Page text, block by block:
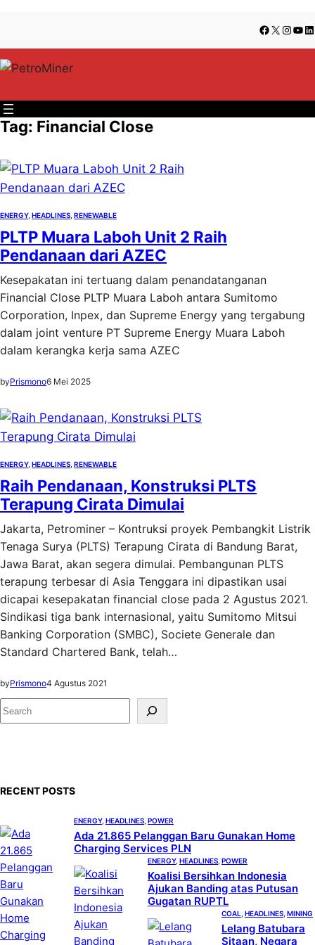
konten
content
Facebook
X
Tag: Financial Close
ENERGY, HEADLINES RENEWABLE
PLTP Muara Laboh Unit 2 Raih
Pendanaan dari AZEC
Kesepakatan ini tertuang dalam penandatanganan
Financial Close PLTP Muara Laboh antara Sumitomo
Corporation, Inpex, dan Supreme Energy yang tergabung
dalam joint venture PT Supreme Energy Muara Laboh
dalam kerangka kerja sama AZEC
byPrismono6 Mei 2025
ENERGY, HEADLINES RENEWABLE
Raih Pendanaan, Konstruksi PLTS
Terapung Cirata Dimulai
Jakarta, Petrominer – Kontruksi proyek Pembangkit Listrik
Tenaga Surya (PLTS) Terapung Cirata di Bandung Barat,
Jawa Barat, akan segera dimulai. Pembangunan PLTS
terapung terbesar di Asia Tenggara ini dipastikan usai
dicapai kesepakatan financial close pada 2 Agustus 2021.
Sindikasi tiga bank internasional, yaitu Sumitomo Mitsui
Banking Corporation (SMBC), Societe Generale dan
Standard Chartered Bank, telah…
byPrismono4 Agustus 2021
S
e
RECENT POSTS
ENERGY, HEADLINES POWER
Ada 21.865 Pelanggan Baru Gunakan Home
Charging Services PLN
ENERGY, HEADLINES POWER
Koalisi Bersihkan Indonesia
Ajukan Banding atas Putusan
Gugatan RUPTL
COAL HEADLINES MINING
Lelang Batubara
Sitaan, Negara